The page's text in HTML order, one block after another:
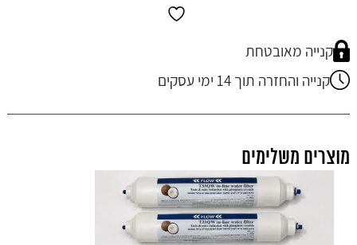
כולל
הובלה
והתקנה
חינם
קנייה מאובטחת
קנייה והחזרה תוך 14 ימי עסקים
מוצרים משלימים